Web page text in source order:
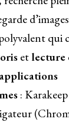
qui
et lecture
: